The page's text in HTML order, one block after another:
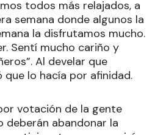
todos más relajados, a
semana donde algunos la
la disfrutamos mucho.
Sentí mucho cariño y
Al develar que
que lo hacía por afinidad.
votación de la gente
deberán abandonar la